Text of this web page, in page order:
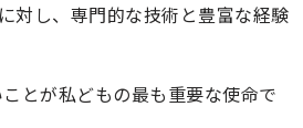
対し、専門的な技術と豊富な経験
とが私どもの最も重要な使命で